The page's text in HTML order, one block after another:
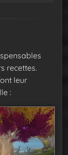
recettes.
leur
: